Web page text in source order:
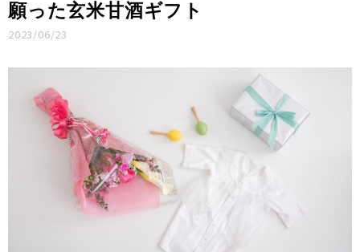
願った玄米甘酒ギフト
2023/06/23